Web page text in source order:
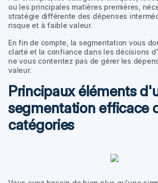
ou les principales matières premières,
stratégie différente des dépenses
risque et à faible valeur.
En fin de compte, la segmentation vous
clarté et la confiance dans les décisions
ne vous contentez pas de gérer les
valeur.
Principaux éléments
segmentation efficace
catégories